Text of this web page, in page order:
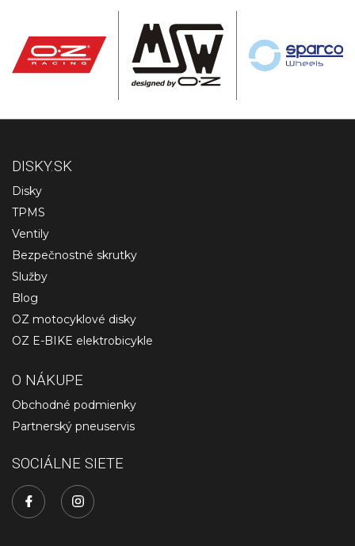
DISKY.SK
Disky
TPMS
Ventily
Bezpečnostné skrutky
Služby
Blog
OZ motocyklové disky
OZ E-BIKE elektrobicykle
O NÁKUPE
Obchodné podmienky
Partnerský pneuservis
SOCIÁLNE SIETE